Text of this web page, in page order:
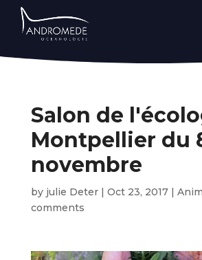
Salon de
Montpellier du
novembre
by julie Deter| Oct 23, 2017|
comments